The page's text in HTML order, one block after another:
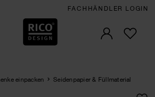
FACHHÄNDLER LOGIN
zurück navigieren
einpacken Seidenpapier & Füllmaterial